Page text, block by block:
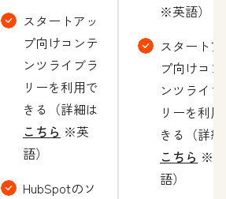
スタートアッ
プ向けコンテ
ンツライブラ
リーを利用で
きる（詳細は
こちら ※英
語）
HubSpotのソ
※英語）
スタート
プ向けコ
ンツライ
リーを利
きる（詳
こちら ※英
語）